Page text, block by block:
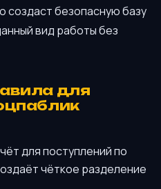
создаст безопасную базу
вид работы без
для
для поступлений по
чёткое разделение